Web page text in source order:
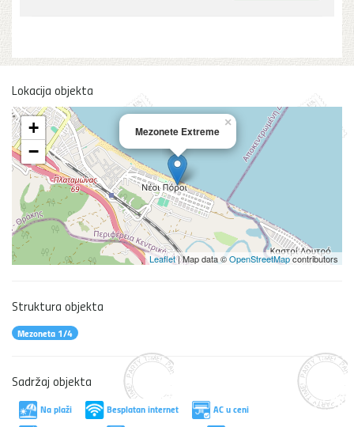
Lokacija objekta
Mezonete Extreme
×
+
−
Leaflet| Map data ©OpenStreetMapcontributors
Struktura objekta
Mezoneta 1/4
Sadržaj objekta
Na plaži Besplatan internet
AC u ceni